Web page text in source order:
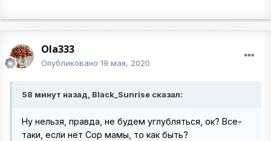
Ola333
Опубликовано 19 мая, 2020
58 минут назад, Black_Sunrise сказал:
Ну нельзя, правда, не будем углубляться, ок? Все-
таки, если нет Сор мамы, то как быть?